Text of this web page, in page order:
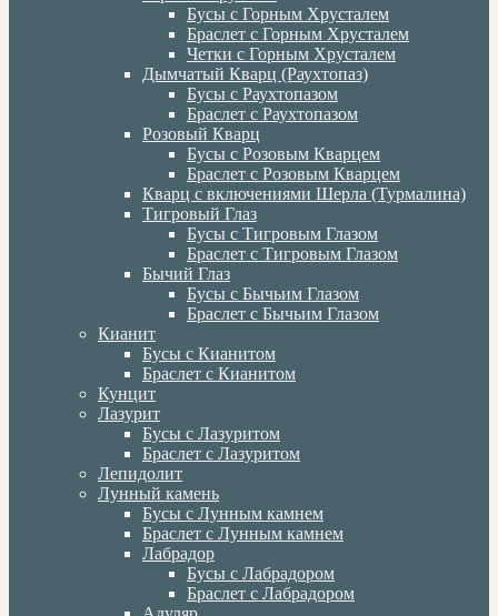
Бусы с Горным Хрусталем
Браслет с Горным Хрусталем
Четки с Горным Хрусталем
Дымчатый Кварц (Раухтопаз)
Бусы с Раухтопазом
Браслет с Раухтопазом
Розовый Кварц
Бусы с Розовым Кварцем
Браслет с Розовым Кварцем
Кварц с включениями Шерла (Турмалина)
Тигровый Глаз
Бусы с Тигровым Глазом
Браслет с Тигровым Глазом
Бычий Глаз
Бусы с Бычьим Глазом
Браслет с Бычьим Глазом
Кианит
Бусы с Кианитом
Браслет с Кианитом
Кунцит
Лазурит
Бусы с Лазуритом
Браслет с Лазуритом
Лепидолит
Лунный камень
Бусы с Лунным камнем
Браслет с Лунным камнем
Лабрадор
Бусы с Лабрадором
Браслет с Лабрадором